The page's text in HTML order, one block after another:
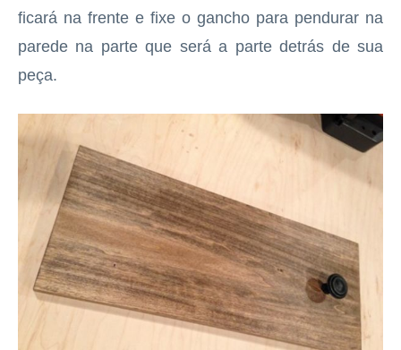
ficará na frente e fixe o gancho para pendurar na
parede na parte que será a parte detrás de sua
peça.